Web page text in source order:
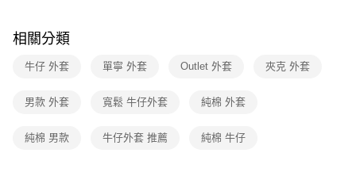
【大哥付你分期使用說明】
1.本服務由台灣大哥大提供，台灣大哥大用戶可立即使用無須另外申請。
2.付款方式選擇「大哥付你分期」，訂單成立後會自動跳轉到大哥付的交易
流程，驗證手機門號後，選擇欲分期的期數、繳款截止日，確認付款後即完
3.實際核准額度、可分期數及費用金額請依後續交易確認頁面所載為準。
消。如遇「轉專審核」未通過狀況，表示未達大哥付你分期系統評分，恕無
法說明評估內容。
每筆NT$70，滿NT$1,000(含以上)免運費
付款後全家取貨
相關分類
牛仔 外套 單寧 外套 Outlet 外套 夾克 外套
男款 外套 寬鬆 牛仔外套 純棉 外套
純棉 男款 牛仔外套 推薦 純棉 牛仔